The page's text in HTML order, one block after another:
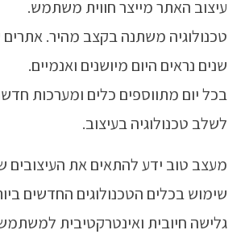
מייצר חווית משתמש.
טכנולוגיה משתנה בקצב מהיר. אתרים שנבנו לפני 5
מיושנים ואנמיים.
כלים ומערכות חדשות שמאפשרות
בעיצוב.
להתאים את העיצובים שלו לקהל תוך
הטכנולוגים החדשים ביותר. לייצר חווית
ואינטרקטיבית למשתמש.